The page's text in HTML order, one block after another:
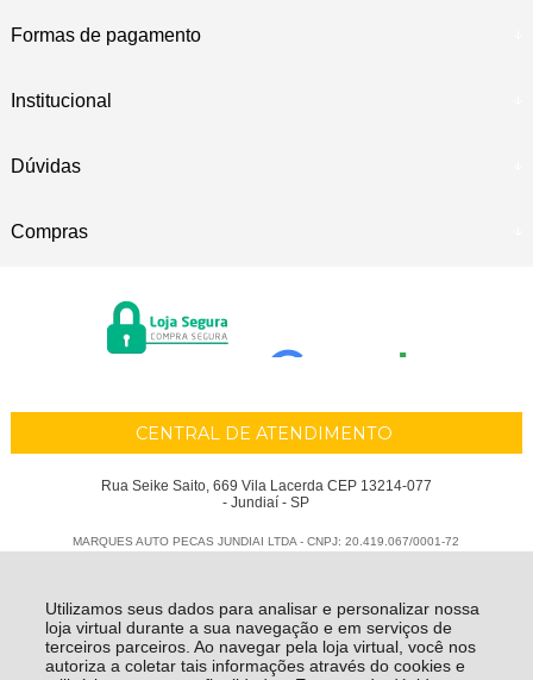
Utilizamos seus dados para analisar e personalizar nossa
loja virtual durante a sua navegação e em serviços de
terceiros parceiros. Ao navegar pela loja virtual, você nos
autoriza a coletar tais informações através do cookies e
Formas de pagamento
Institucional
Dúvidas
Compras
CENTRAL DE ATENDIMENTO
Rua Seike Saito, 669 Vila Lacerda CEP 13214-077
- Jundiaí - SP
MARQUES AUTO PECAS JUNDIAI LTDA - CNPJ: 20.419.067/0001-72